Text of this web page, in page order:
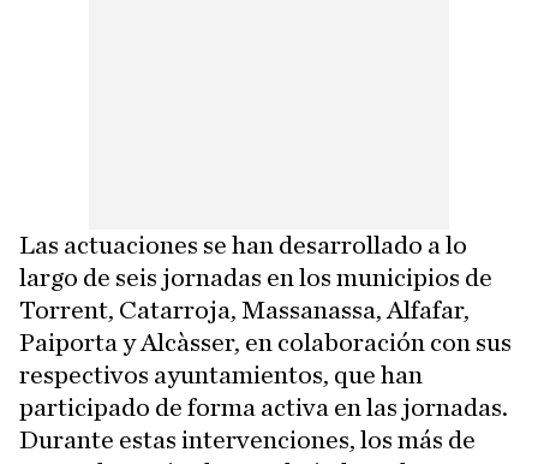
Las actuaciones se han desarrollado a lo
largo de seis jornadas en los municipios de
Torrent, Catarroja, Massanassa, Alfafar,
Paiporta y Alcàsser, en colaboración con sus
respectivos ayuntamientos, que han
participado de forma activa en las jornadas.
Durante estas intervenciones, los más de